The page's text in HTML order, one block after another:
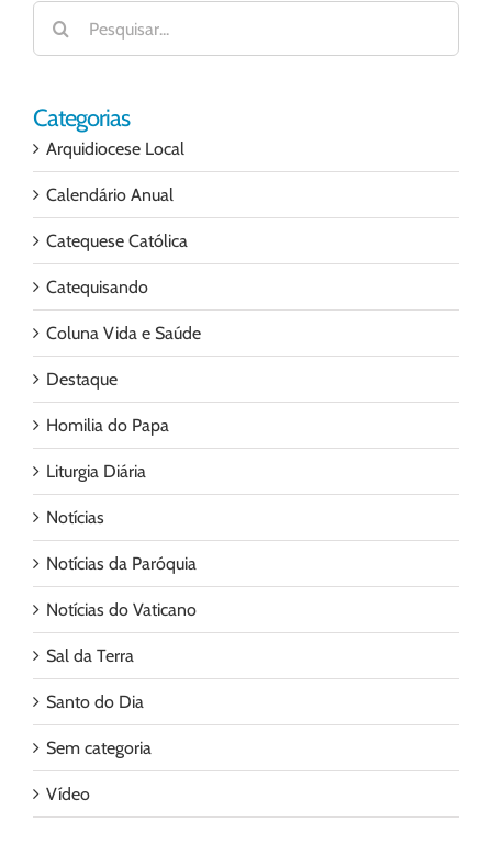
Buscar
resultados
para:
Categorias
Arquidiocese Local
Calendário Anual
Catequese Católica
Catequisando
Coluna Vida e Saúde
Destaque
Homilia do Papa
Liturgia Diária
Notícias
Notícias da Paróquia
Notícias do Vaticano
Sal da Terra
Santo do Dia
Sem categoria
Vídeo